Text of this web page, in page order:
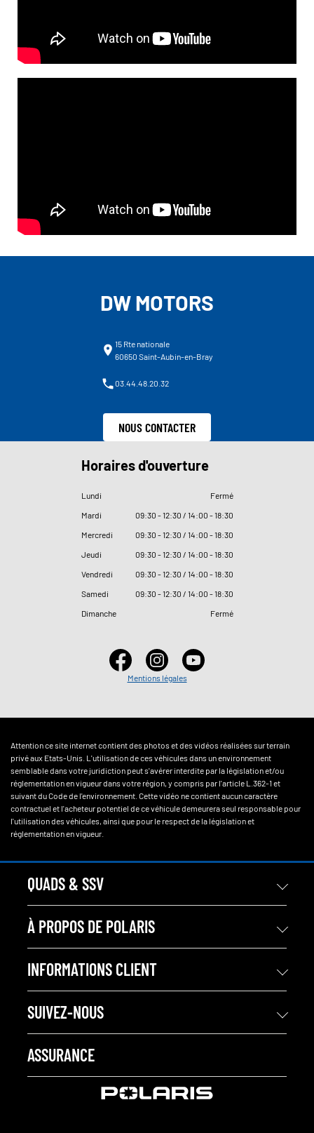
DW MOTORS
15 Rte nationale
60650 Saint-Aubin-en-Bray
03.44.48.20.32
NOUS CONTACTER
Horaires d'ouverture
Lundi
Fermé
Mardi
09:30 - 12:30 / 14:00 - 18:30
Mercredi
09:30 - 12:30 / 14:00 - 18:30
Jeudi
09:30 - 12:30 / 14:00 - 18:30
Vendredi
09:30 - 12:30 / 14:00 - 18:30
Samedi
09:30 - 12:30 / 14:00 - 18:30
Dimanche
Fermé
Mentions légales
Attention ce site internet contient des photos et des vidéos réalisées sur terrain
privé aux Etats-Unis. L'utilisation de ces véhicules dans un environnement
semblable dans votre juridiction peut s'avérer interdite par la législation et/ou
réglementation en vigueur dans votre région, y compris par l'article L.362-1 et
suivant du Code de l'environnement. Cette vidéo ne contient aucun caractère
contractuel et l'acheteur potentiel de ce véhicule demeurera seul responsable pour
l'utilisation des véhicules, ainsi que pour le respect de la législation et
réglementation en vigueur.
QUADS & SSV
À PROPOS DE POLARIS
INFORMATIONS CLIENT
SUIVEZ-NOUS
ASSURANCE